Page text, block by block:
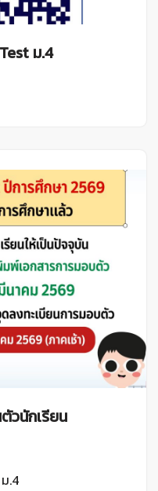
ม.4
วนักเรียน
.4